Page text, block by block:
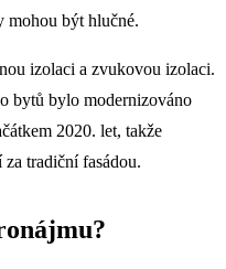
mohou být hlučné.
izolaci a zvukovou izolaci.
bytů bylo modernizováno
2020. let, takže
tradiční fasádou.